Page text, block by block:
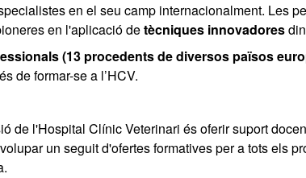
en el seu camp internacionalment. Les
en l'aplicació detècniques innovadores
(13 procedents de diversos països
de formar-se a l’HCV.
de l'Hospital Clínic Veterinari és oferir suport
un seguit d'ofertes formatives per a tots els